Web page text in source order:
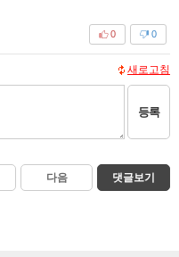
0
0
새로고침
등록
다음 댓글보기